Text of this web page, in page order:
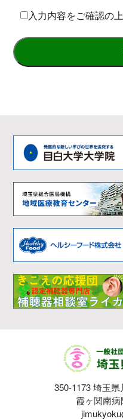
2. 個人情報の取得、及
本会は、事業推進の
個人情報を取得し、
① 地域リハビリテー
拡充に関する事業
② 言語聴覚障害のリ
解と知識の普及に関す
③ 言語聴覚士の資質
④ 言語聴覚士の職域
関する事業
⑤ 埼玉県域におけるリ
の発展向上に関する事
⑥ 埼玉県域におけるリ
との連携・交流に関す
⑦ 会員相互の連携や親
（2）本会会員情報を
（3）その他、提供い
いただいている利用
入力内容をご確認の
350-1173 埼玉
霞ヶ関南